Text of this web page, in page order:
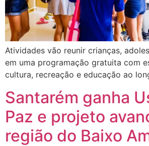
Atividades vão reunir crianças,
em uma programação gratuita com
cultura, recreação e educação ao
Santarém ganha
Paz e projeto
região do Baixo